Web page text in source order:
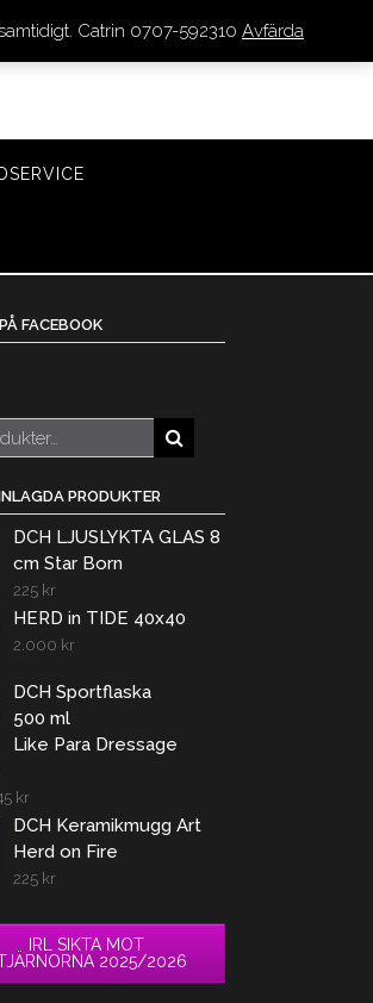
FACEBOOK
PRODUKTER
DCH LJUSLYKTA GLAS 8
cm Star Born
225 kr
HERD in TIDE 40x40
2.000 kr
DCH Sportflaska
500 ml
Like Para Dressage
kr
DCH Keramikmugg Art
Herd on Fire
225 kr
IRL SIKTA MOT
2025/2026
Catrin 0707-592310 Avfärda